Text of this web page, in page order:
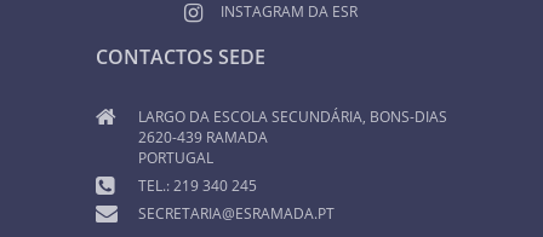
INSTAGRAM DA ESR
CONTACTOS SEDE
LARGO DA ESCOLA SECUNDÁRIA, BONS-DIAS
2620-439 RAMADA
PORTUGAL
TEL.: 219 340 245
SECRETARIA@ESRAMADA.PT